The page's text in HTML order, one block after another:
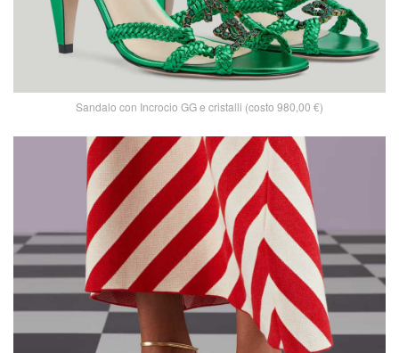
Sandalo con Incrocio GG e cristalli (costo 980,00 €)